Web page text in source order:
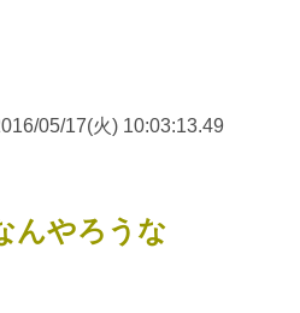
05/17(火) 10:03:13.49
んやろうな